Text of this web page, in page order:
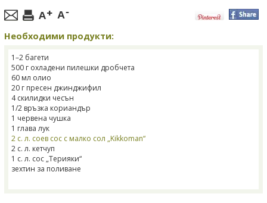
Необходими продукти:
1–2 багети
500 г охладени пилешки дробчета
60 мл олио
20 г пресен джинджифил
4 скилидки чесън
1/2 връзка кориандър
1 червена чушка
1 глава лук
2 с. л. соев сос с малко сол „Kikkoman“
2 с. л. кетчуп
1 с. л. сос „Терияки“
зехтин за поливане